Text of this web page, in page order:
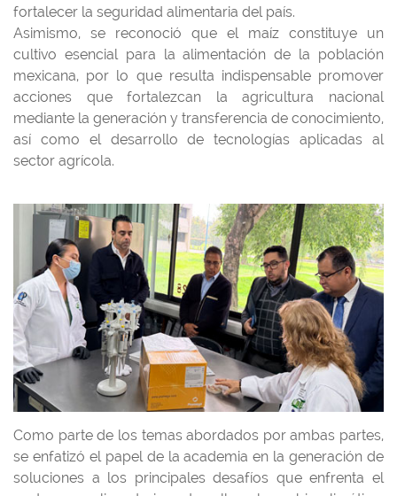
fortalecer la seguridad alimentaria del país.
Asimismo, se reconoció que el maíz constituye un
cultivo esencial para la alimentación de la población
mexicana, por lo que resulta indispensable promover
acciones que fortalezcan la agricultura nacional
mediante la generación y transferencia de conocimiento,
así como el desarrollo de tecnologías aplicadas al
sector agrícola.
Como parte de los temas abordados por ambas partes,
se enfatizó el papel de la academia en la generación de
soluciones a los principales desafíos que enfrenta el